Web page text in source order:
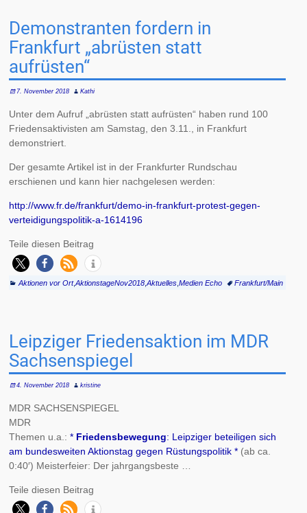
Demonstranten fordern in
Frankfurt „abrüsten statt
aufrüsten“
7. November 2018 Kathi
Unter dem Aufruf „abrüsten statt aufrüsten“ haben rund 100
Friedensaktivisten am Samstag, den 3.11., in Frankfurt
demonstriert.
Der gesamte Artikel ist in der Frankfurter Rundschau
erschienen und kann hier nachgelesen werden:
http://www.fr.de/frankfurt/demo-in-frankfurt-protest-gegen-
verteidigungspolitik-a-1614196
Teile diesen Beitrag
Aktionen vor Ort,AktionstageNov2018, Aktuelles, Medien Echo Frankfurt/Main
Leipziger Friedensaktion im MDR
Sachsenspiegel
4. November 2018 kristine
MDR SACHSENSPIEGEL
MDR
Themen u.a.: * Friedensbewegung: Leipziger beteiligen sich
am bundesweiten Aktionstag gegen Rüstungspolitik *(ab ca.
0:40′) Meisterfeier: Der jahrgangsbeste …
Teile diesen Beitrag